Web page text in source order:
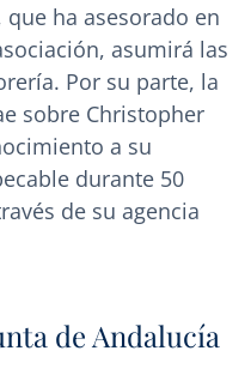
que ha asesorado en
asumirá las
Por su parte, la
sobre Christopher
a su
durante 50
de su agencia
de Andalucía